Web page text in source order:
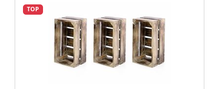
TOP